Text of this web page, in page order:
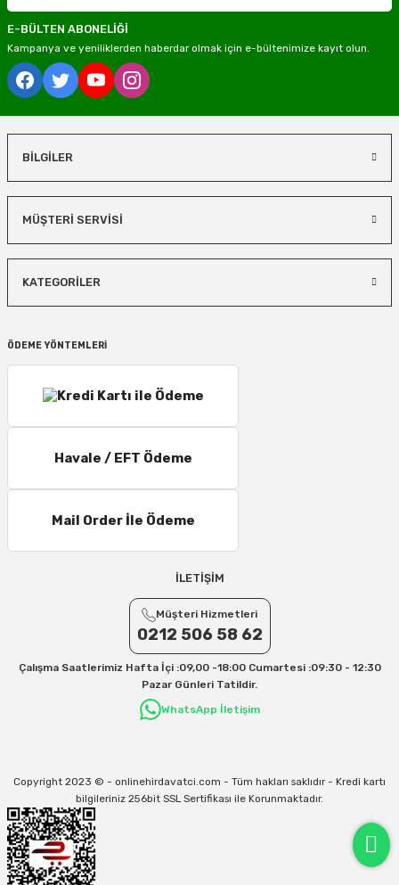
E-BÜLTEN ABONELİĞİ
Kampanya ve yeniliklerden haberdar olmak için e-bültenimize kayıt olun.
BİLGİLER
MÜŞTERİ SERVİSİ
KATEGORİLER
ÖDEME YÖNTEMLERİ
Havale / EFT Ödeme
Mail Order İle Ödeme
İLETİŞİM
Müşteri Hizmetleri
0212 506 58 62
Çalışma Saatlerimiz Hafta İçi :09,00 -18:00 Cumartesi :09:30 - 12:30
Pazar Günleri Tatildir.
WhatsApp İletişim
Copyright 2023 © - onlinehirdavatci.com - Tüm hakları saklıdır - Kredi kartı
bilgileriniz 256bit SSL Sertifikası ile Korunmaktadır.